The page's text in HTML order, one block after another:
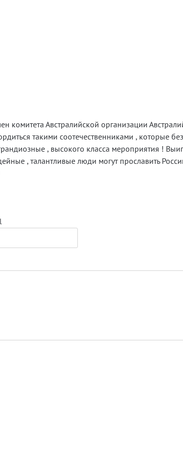
комитета Австралийской организации
такими соотечественниками , которые без
, высокого класса мероприятия !
, талантливые люди могут прославить